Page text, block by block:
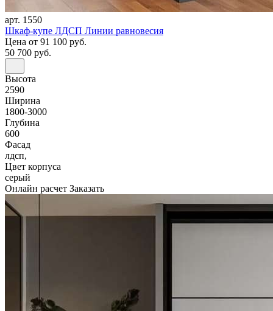
арт. 1550
Шкаф-купе ЛДСП Линии равновесия
Цена от 91 100 руб.
50 700 руб.
Высота
2590
Ширина
1800-3000
Глубина
600
Фасад
лдсп,
Цвет корпуса
серый
Онлайн расчет Заказать